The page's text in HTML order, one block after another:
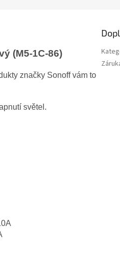
(M5-1C-86)
značky Sonoff vám to
světel.